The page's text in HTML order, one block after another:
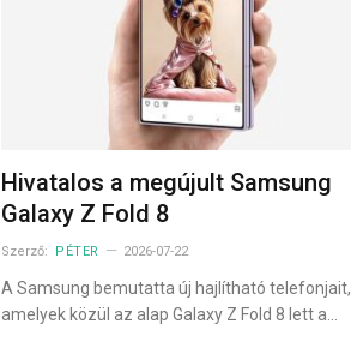
Hivatalos a megújult Samsung
Galaxy Z Fold 8
Szerző: PÉTER 2026-07-22
A Samsung bemutatta új hajlítható telefonjait,
amelyek közül az alap Galaxy Z Fold 8 lett a…